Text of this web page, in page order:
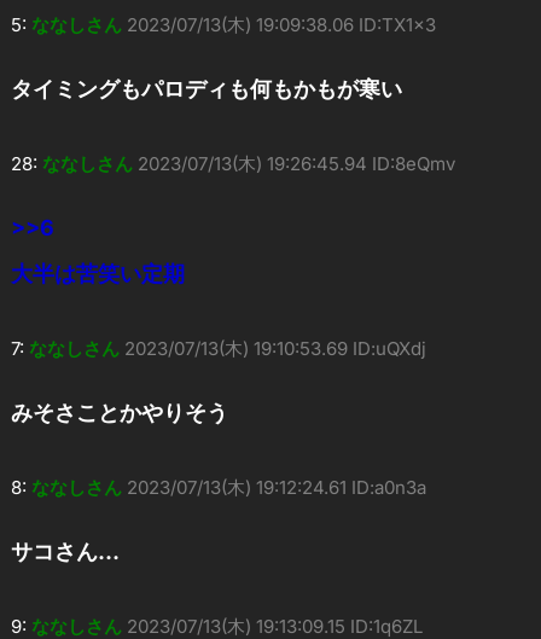
5: ななしさん 2023/07/13(木) 19:09:38.06 ID:TX1x3
タイミングもパロディも何もかもが寒い
28: ななしさん 2023/07/13(木) 19:26:45.94 ID:8eQmv
>>6
大半は苦笑い定期
7: ななしさん 2023/07/13(木) 19:10:53.69 ID:uQXdj
みそさことかやりそう
8: ななしさん 2023/07/13(木) 19:12:24.61 ID:a0n3a
サコさん…
9: ななしさん 2023/07/13(木) 19:13:09.15 ID:1q6ZL